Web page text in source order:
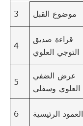
3 موضوع القبل
4
قراءة صديق
التوجي العلوي
5
عرض الضفي
العلوي وسفلي
6 العمود الرئيسية